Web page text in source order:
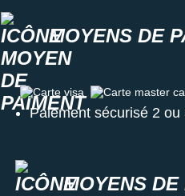
MOYENS DE
Carte visa Carte master card
Paiement sécurisé 2
MOYENS